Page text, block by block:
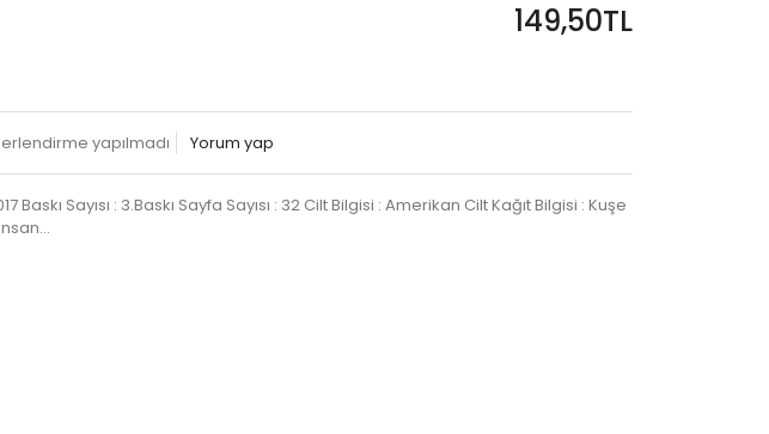
149,50TL
yapılmadı Yorum yap
Baskı Sayısı : 3.Baskı Sayfa Sayısı : 32 Cilt Bilgisi : Amerikan Cilt Kağıt Bilgisi : Kuşe